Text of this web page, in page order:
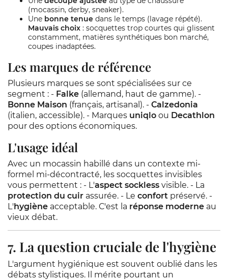
(mocassin, derby, sneaker).
Une bonne tenue dans le temps (lavage répété).
Mauvais choix : socquettes trop courtes qui glissent
constamment, matières synthétiques bon marché,
coupes inadaptées.
Les marques de référence
Plusieurs marques se sont spécialisées sur ce
segment : - Falke (allemand, haut de gamme). -
Bonne Maison (français, artisanal). - Calzedonia
(italien, accessible). - Marques uniqlo ou Decathlon
pour des options économiques.
L'usage idéal
Avec un mocassin habillé dans un contexte mi-
formel mi-décontracté, les socquettes invisibles
vous permettent : - L'aspect sockless visible. - La
protection du cuir assurée. - Le confort préservé. -
L'hygiène acceptable. C'est la réponse moderne au
vieux débat.
7. La question cruciale de l'hygiène
L'argument hygiénique est souvent oublié dans les
débats stylistiques. Il mérite pourtant un